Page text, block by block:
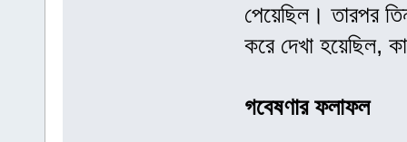
পেয়েছিল। তারপর
করে দেখা হয়েছিল,
গবেষণার ফলাফল